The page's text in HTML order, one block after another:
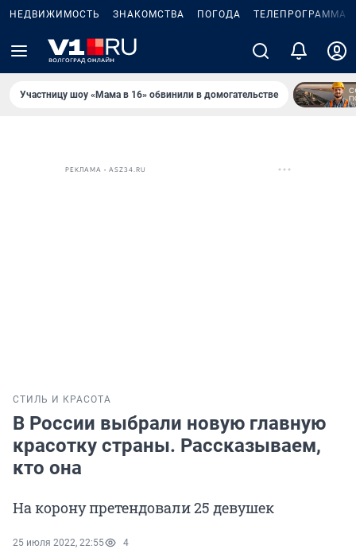
НЕДВИЖИМОСТЬ ЗНАКОМСТВА ПОГОДА ТЕЛЕПРОГРАММА
Участницу шоу «Мама в 16» обвинили в домогательстве
РЕКЛАМА • ASZ34.RU
СТИЛЬ И КРАСОТА
В России выбрали новую главную
красотку страны. Рассказываем,
кто она
На корону претендовали 25 девушек
25 июля 2022, 22:55 4